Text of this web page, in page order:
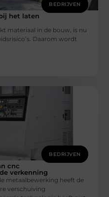
BEDRIJVEN
het laten
materiaal in de bouw, is nu
Daarom wordt
BEDRIJVEN
cnc
verkenning
metaalbewerking heeft de
verschuiving